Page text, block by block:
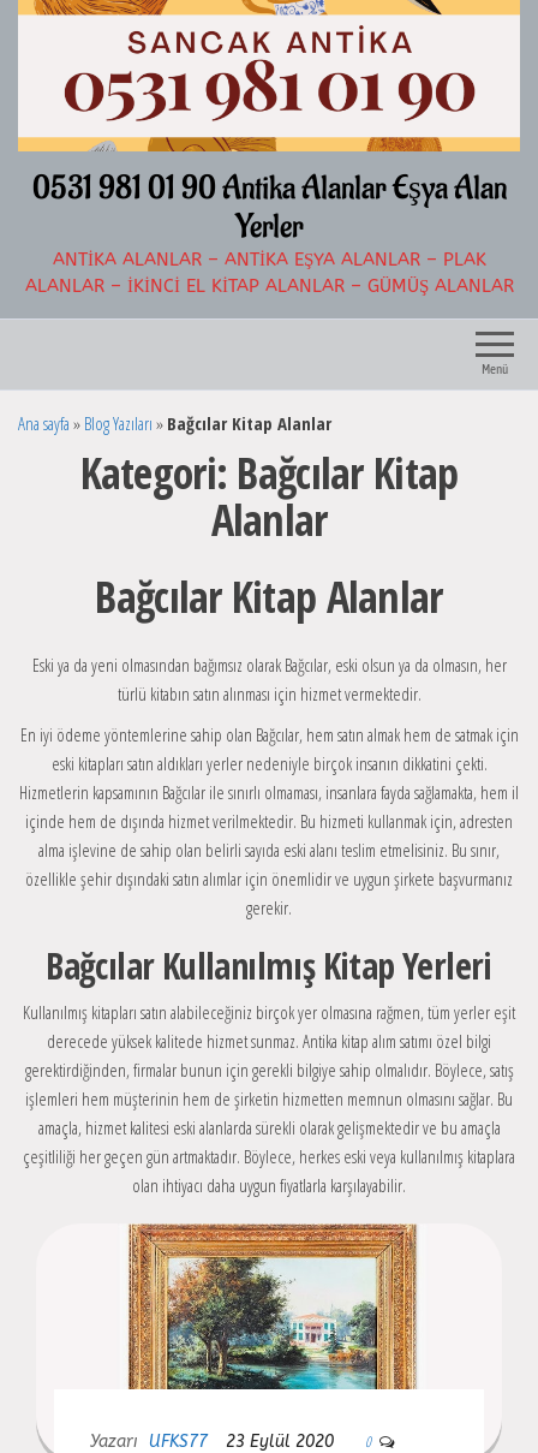
İçeriğe
0531 981 01 90 Antika Alanlar Eşya Alan
Yerler
ANTIKA ALANLAR – ANTIKA EŞYA ALANLAR – PLAK
ALANLAR – İKINCI EL KITAP ALANLAR – GÜMÜŞ ALANLAR
Menü
Ana sayfa » Blog Yazıları » Bağcılar Kitap Alanlar
Kategori: Bağcılar Kitap
Alanlar
Bağcılar Kitap Alanlar
Eski ya da yeni olmasından bağımsız olarak Bağcılar, eski olsun ya da olmasın, her
türlü kitabın satın alınması için hizmet vermektedir.
En iyi ödeme yöntemlerine sahip olan Bağcılar, hem satın almak hem de satmak için
eski kitapları satın aldıkları yerler nedeniyle birçok insanın dikkatini çekti.
Hizmetlerin kapsamının Bağcılar ile sınırlı olmaması, insanlara fayda sağlamakta, hem il
içinde hem de dışında hizmet verilmektedir. Bu hizmeti kullanmak için, adresten
alma işlevine de sahip olan belirli sayıda eski alanı teslim etmelisiniz. Bu sınır,
özellikle şehir dışındaki satın alımlar için önemlidir ve uygun şirkete başvurmanız
gerekir.
Bağcılar Kullanılmış Kitap Yerleri
Kullanılmış kitapları satın alabileceğiniz birçok yer olmasına rağmen, tüm yerler eşit
derecede yüksek kalitede hizmet sunmaz. Antika kitap alım satımı özel bilgi
gerektirdiğinden, firmalar bunun için gerekli bilgiye sahip olmalıdır. Böylece, satış
işlemleri hem müşterinin hem de şirketin hizmetten memnun olmasını sağlar. Bu
amaçla, hizmet kalitesi eski alanlarda sürekli olarak gelişmektedir ve bu amaçla
çeşitliliği her geçen gün artmaktadır. Böylece, herkes eski veya kullanılmış kitaplara
olan ihtiyacı daha uygun fiyatlarla karşılayabilir.
Yazarı UFKS77 23 Eylül 2020 0